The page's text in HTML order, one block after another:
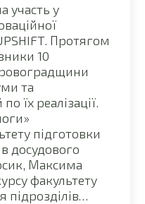
участь у
Протягом
10
та
їх реалізації.
підготовки
досудового
Максима
факультету
підрозділів…